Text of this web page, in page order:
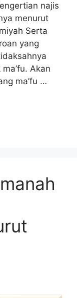
najis
menurut
Serta
yang
Akan
ma’fu …